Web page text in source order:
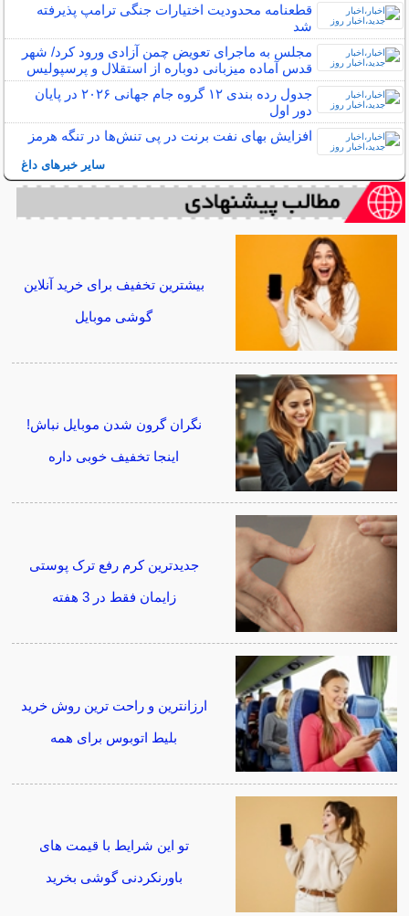
قطعنامه محدودیت اختیارات جنگی ترامپ پذیرفته
شد
مجلس به ماجرای تعویض چمن آزادی ورود کرد/ شهر
قدس آماده میزبانی دوباره از استقلال و پرسپولیس
جدول رده بندی ۱۲ گروه‌ جام جهانی ۲۰۲۶ در پایان
دور اول
افزایش بهای نفت برنت در پی تنش‌ها در تنگه هرمز
سایر خبرهای داغ
بیشترین تخفیف برای خرید آنلاین
گوشی موبایل
نگران گرون شدن موبایل نباش!
اینجا تخفیف خوبی داره
جدیدترین کرم رفع ترک پوستی
زایمان فقط در 3 هفته
ارزانترین و راحت ترین روش خرید
بلیط اتوبوس برای همه
تو این شرایط با قیمت های
باورنکردنی گوشی بخرید